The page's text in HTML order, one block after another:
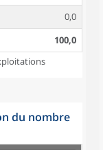
0,0
100,0
du nombre